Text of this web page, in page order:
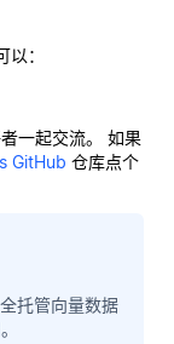
：
一起交流。 如果
GitHub 仓库点个
托管向量数据